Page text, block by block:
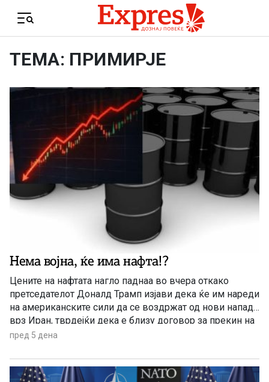
Menu
ТЕМА: ПРИМИРЈЕ
Нема војна, ќе има нафта!?
Цените на нафтата нагло паднаа во вчера откако
претседателот Доналд Трамп изјави дека ќе им нареди
на американските сили да се воздржат од нови напади
врз Иран, тврдејќи дека е близу договор за прекин на
борбите на Блискиот Исток.
пред 5 дена